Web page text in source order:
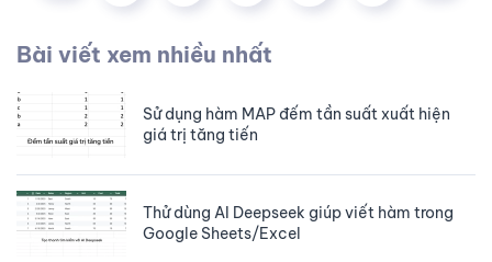
Bài viết xem nhiều nhất
Sử dụng hàm MAP đếm tần suất xuất hiện
giá trị tăng tiến
Thử dùng AI Deepseek giúp viết hàm trong
Google Sheets/Excel